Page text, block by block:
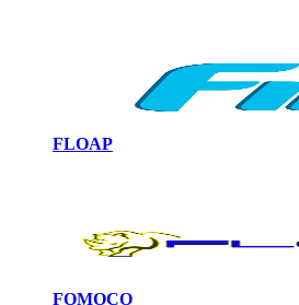
FLOAP
FOMOCO